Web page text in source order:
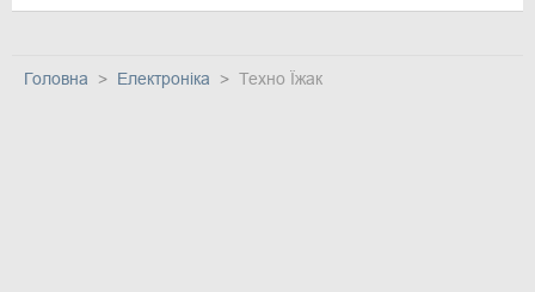
Головна Електроніка Техно Їжак